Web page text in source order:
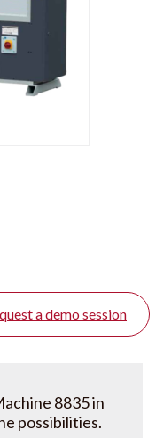
a demo session
8835 in
possibilities.